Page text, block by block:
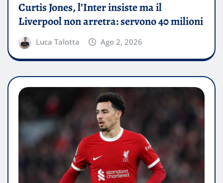
Curtis Jones, l’Inter insiste ma il
Liverpool non arretra: servono 40 milioni
Luca Talotta Ago 2, 2026